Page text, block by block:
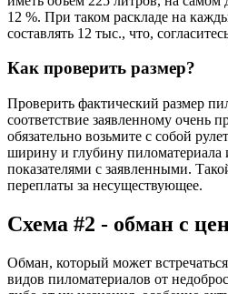
12 %. При таком раскладе на
составлять 12 тыс., что,
Как проверить размер?
Проверить фактический размер
соответствие заявленному очень
обязательно возьмите с собой
ширину и глубину пиломатериала
показателями с заявленными.
переплаты за несуществующее.
Схема #2 - обман с
Обман, который может
видов пиломатериалов от